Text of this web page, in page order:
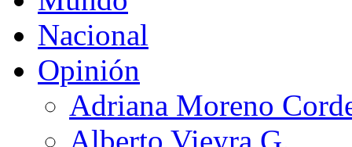
Nacional
Opinión
Adriana Moreno
Alberto Vieyra G.